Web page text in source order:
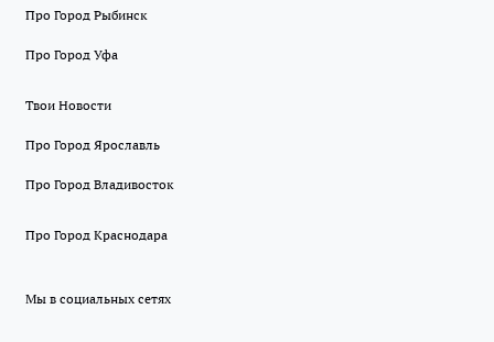
Про Город Рыбинск
Про Город Уфа
Твои Новости
Про Город Ярославль
Про Город Владивосток
Про Город Краснодара
Мы в социальных сетях